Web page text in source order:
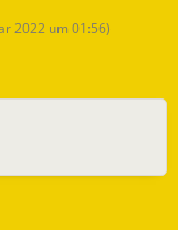
2022 um 01:56)